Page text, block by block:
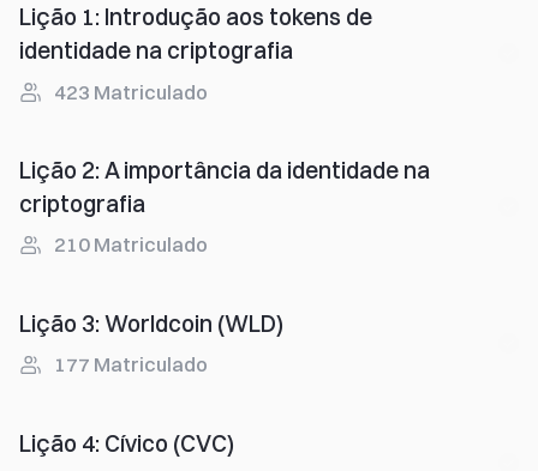
Lição 1: Introdução aos tokens de
identidade na criptografia
423 Matriculado
Lição 2: A importância da identidade na
criptografia
210 Matriculado
Lição 3: Worldcoin (WLD)
177 Matriculado
Lição 4: Cívico (CVC)